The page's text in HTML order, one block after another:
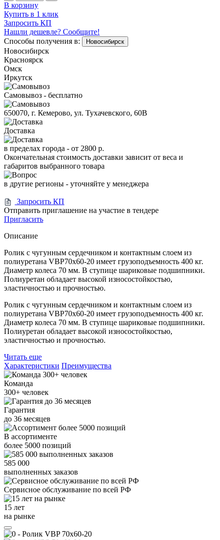
В корзину
Купить в 1 клик
Запросить КП
Нашли дешевле? Сообщите!
Способы получения в:
Новосибирск
Новосибирск
Красноярск
Омск
Иркутск
Самовывоз - бесплатно
650070, г. Кемерово, ул. Тухачевского, 60В
Доставка
в пределах города - от 2800 р.
Окончательная стоимость доставки зависит от веса и
габаритов выбранного товара
в другие регионы - уточняйте у менеджера
Запросить КП
Отправить приглашение на участие в тендере
Пригласить
Описание
Ролик с чугунным сердечником и контактным слоем из
полиуретана VBP70x60-20 имеет грузоподъемность 400 кг.
Диаметр колеса 70 мм. В ступице шариковые подшипники.
Полиуретан обладает высокой износостойкостью,
эластичностью и прочностью.
Ролик с чугунным сердечником и контактным слоем из
полиуретана VBP70x60-20 имеет грузоподъемность 400 кг.
Диаметр колеса 70 мм. В ступице шариковые подшипники.
Полиуретан обладает высокой износостойкостью,
эластичностью и прочностью.
Читать еще
Характеристики Преимущества
Команда
300+ человек
Гарантия
до 36 месяцев
В ассортименте
более 5000 позиций
585 000
выполненных заказов
Сервисное обслуживание по всей РФ
15 лет
на рынке